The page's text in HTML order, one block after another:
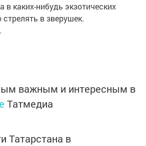
в каких-нибудь экзотических
в зверушек.
важным и интересным в
Татмедиа
Татарстана в